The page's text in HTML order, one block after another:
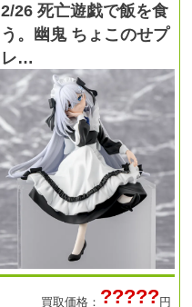
2/26 死亡遊戯で飯を食
う。幽鬼 ちょこのせプ
レ…
買取価格： ?????円